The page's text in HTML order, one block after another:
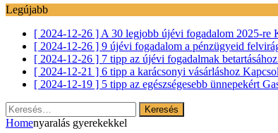
Legújabb
[ 2024-12-26 ] A 30 legjobb újévi fogadalom 2025-re
[ 2024-12-26 ] 9 újévi fogadalom a pénzügyeid
[ 2024-12-26 ] 7 tipp az újévi fogadalmak betartásához
[ 2024-12-21 ] 6 tipp a karácsonyi vásárláshoz
[ 2024-12-19 ] 5 tipp az egészségesebb ünnepekért
Keresés:
Homenyaralás gyerekekkel